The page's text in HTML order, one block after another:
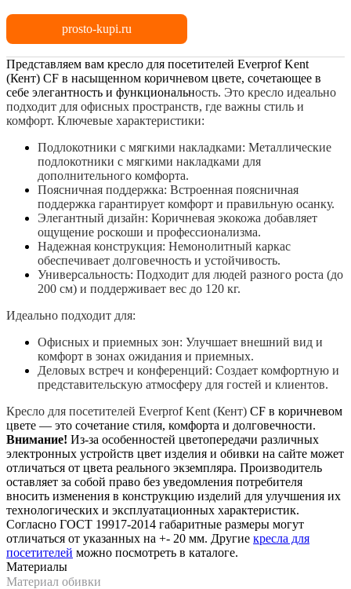
prosto-kupi.ru
Представляем вам кресло для посетителей Everprof Kent
(Кент) CF в насыщенном коричневом цвете, сочетающее в
себе элегантность и функциональность. Это кресло идеально
подходит для офисных пространств, где важны стиль и
комфорт. Ключевые характеристики:
Подлокотники с мягкими накладками: Металлические
подлокотники с мягкими накладками для
дополнительного комфорта.
Поясничная поддержка: Встроенная поясничная
поддержка гарантирует комфорт и правильную осанку.
Элегантный дизайн: Коричневая экокожа добавляет
ощущение роскоши и профессионализма.
Надежная конструкция: Немонолитный каркас
обеспечивает долговечность и устойчивость.
Универсальность: Подходит для людей разного роста (до
200 см) и поддерживает вес до 120 кг.
Идеально подходит для:
Офисных и приемных зон: Улучшает внешний вид и
комфорт в зонах ожидания и приемных.
Деловых встреч и конференций: Создает комфортную и
представительскую атмосферу для гостей и клиентов.
Кресло для посетителей Everprof Kent (Кент) CF в коричневом
цвете — это сочетание стиля, комфорта и долговечности.
Внимание! Из-за особенностей цветопередачи различных
электронных устройств цвет изделия и обивки на сайте может
отличаться от цвета реального экземпляра. Производитель
оставляет за собой право без уведомления потребителя
вносить изменения в конструкцию изделий для улучшения их
технологических и эксплуатационных характеристик.
Согласно ГОСТ 19917-2014 габаритные размеры могут
отличаться от указанных на +- 20 мм. Другие кресла для
посетителей можно посмотреть в каталоге.
Материалы
Материал обивки